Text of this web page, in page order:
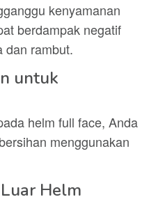
kenyamanan
berdampak negatif
dan rambut.
untuk
helm full face, Anda
menggunakan
Helm